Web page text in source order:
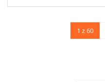
1 z 60